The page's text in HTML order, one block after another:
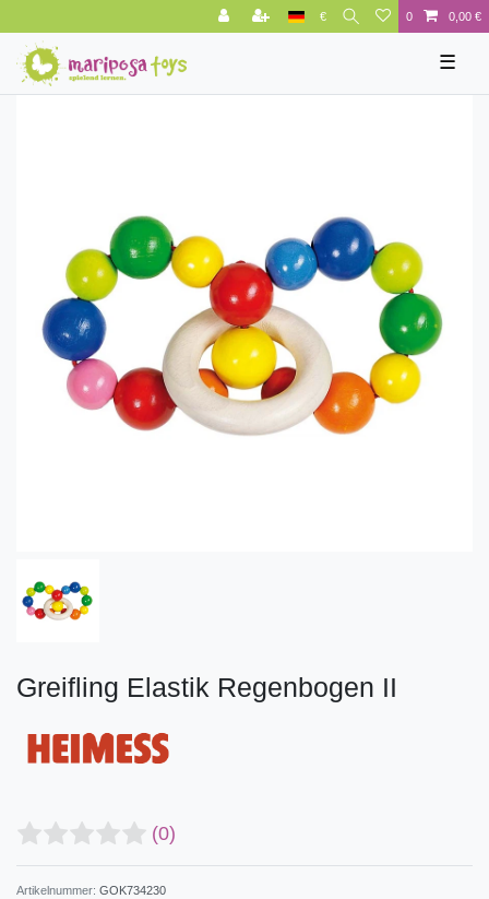
€ 0 0,00 €
☰
Greifling Elastik Regenbogen II
(0)
Artikelnummer: GOK734230